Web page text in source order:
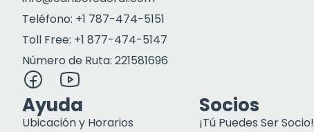
Teléfono: +1 787-474-5151
Toll Free: +1 877-474-5147
Número de Ruta: 221581696
Ayuda
Ubicación y Horarios
Socios
¡Tú Puedes Ser Socio!